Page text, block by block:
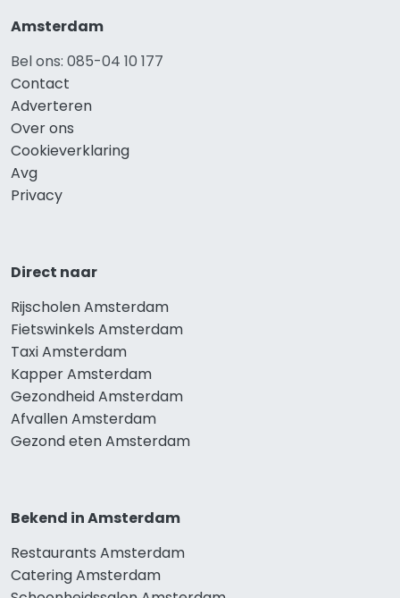
Amsterdam
Bel ons: 085-04 10 177
Contact
Adverteren
Over ons
Cookieverklaring
Avg
Privacy
Direct naar
Rijscholen Amsterdam
Fietswinkels Amsterdam
Taxi Amsterdam
Kapper Amsterdam
Gezondheid Amsterdam
Afvallen Amsterdam
Gezond eten Amsterdam
Bekend in Amsterdam
Restaurants Amsterdam
Catering Amsterdam